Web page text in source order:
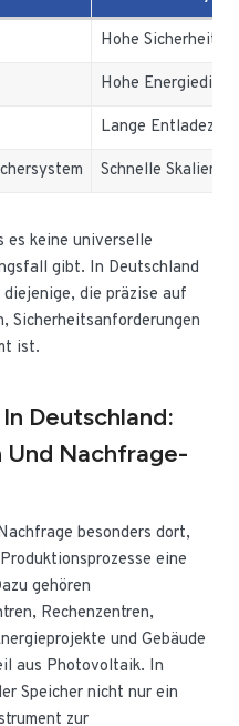
Hohe Sicherheit,
Hohe
Lange
Schnelle
es keine universelle
gibt. In Deutschland
die präzise auf
Sicherheitsanforderungen
ist.
Deutschland:
Nachfrage-
besonders dort,
eine
gehören
Rechenzentren,
und Gebäude
aus Photovoltaik. In
Speicher nicht nur ein
zur